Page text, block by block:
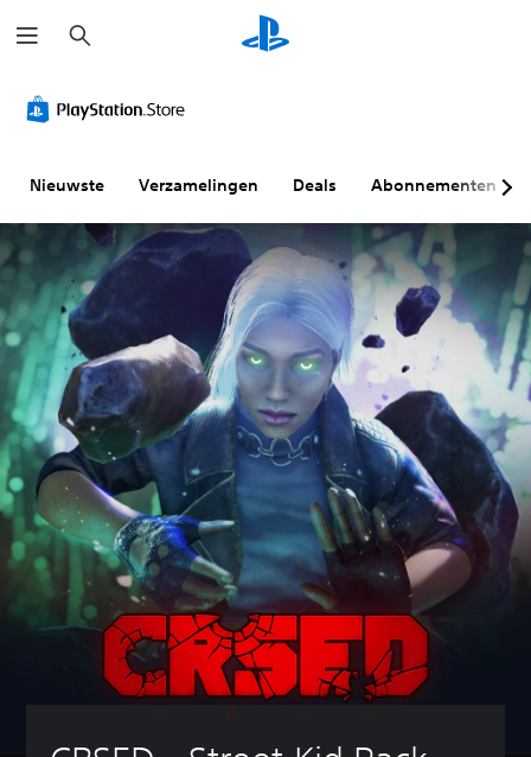
o
e
n
Nieuwste Verzamelingen Deals Abonnementen